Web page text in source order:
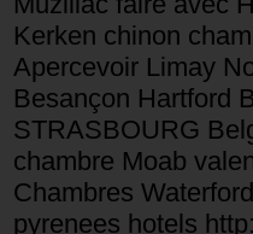
Kerken chinon
Apercevoir Limay
Besançon Hartford
STRASBOURG
chambre Moab
Chambres
pyrenees hotels